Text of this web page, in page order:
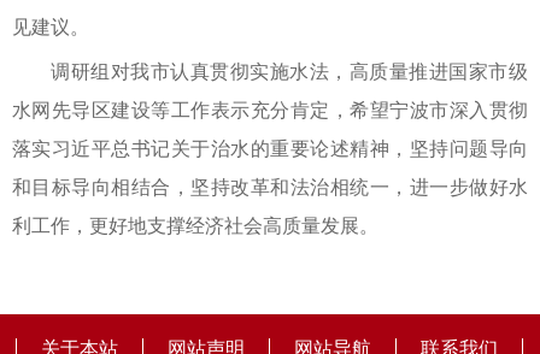
见建议。
调研组对我市认真贯彻实施水法，高质量推进国家市级
水网先导区建设等工作表示充分肯定，希望宁波市深入贯彻
落实习近平总书记关于治水的重要论述精神，坚持问题导向
和目标导向相结合，坚持改革和法治相统一，进一步做好水
利工作，更好地支撑经济社会高质量发展。
关于本站 网站声明 网站导航 联系我们